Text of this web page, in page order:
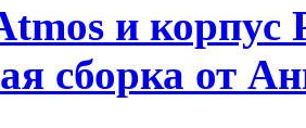
и корпус
сборка от